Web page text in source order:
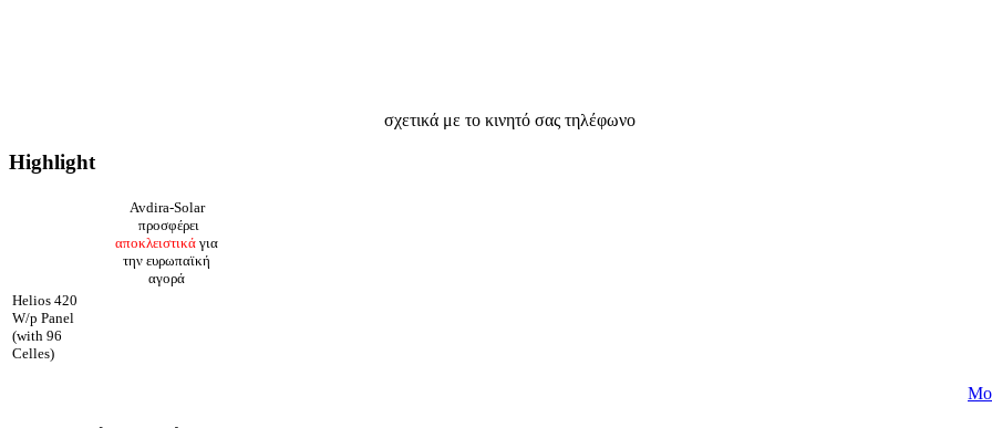
σχετικά με το κινητό σας τηλέφωνο
Highlight
Avdira-Solar
προσφέρει
αποκλειστικά για
την ευρωπαϊκή
αγορά
Helios 420
W/p Panel
(with 96
Celles)